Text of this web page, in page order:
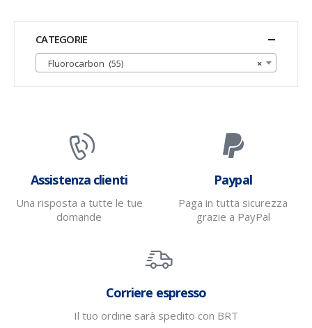
CATEGORIE
×
Fluorocarbon (55)
Assistenza clienti
Una risposta a tutte le tue
domande
Paypal
Paga in tutta sicurezza
grazie a PayPal
Corriere espresso
Il tuo ordine sarà spedito con BRT